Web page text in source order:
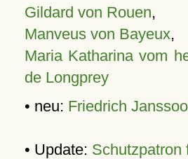
Gildard von Rouen,
Manveus von Bayeux,
Maria Katharina vom
de Longprey
• neu: Friedrich
• Update: Schutzpatron